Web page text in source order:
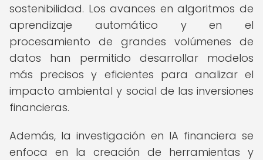
sostenibilidad. Los avances en algoritmos de
aprendizaje automático y en el
procesamiento de grandes volúmenes de
datos han permitido desarrollar modelos
más precisos y eficientes para analizar el
impacto ambiental y social de las inversiones
financieras.
Además, la investigación en IA financiera se
enfoca en la creación de herramientas y